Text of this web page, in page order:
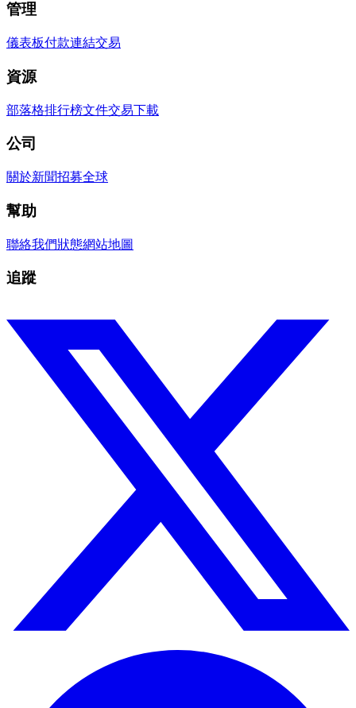
管理
儀表板付款連結交易
資源
部落格排行榜文件交易下載
公司
關於新聞招募全球
幫助
聯絡我們狀態網站地圖
追蹤